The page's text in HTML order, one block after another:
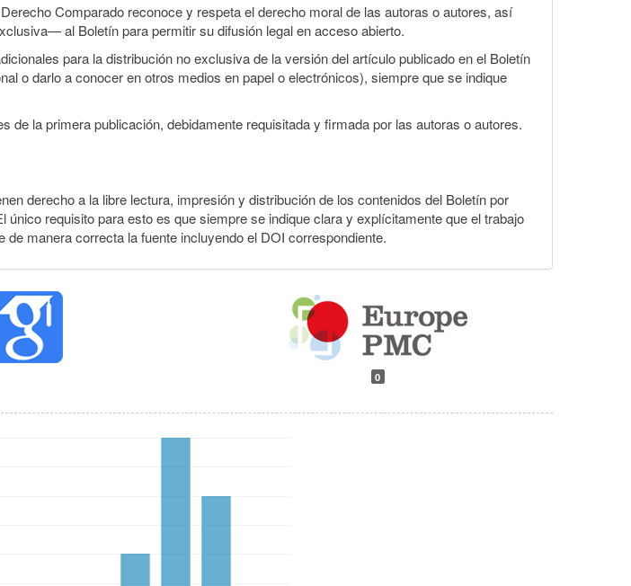
Comparado reconoce y respeta el derecho moral de las autoras o autores, así
al Boletín para permitir su difusión legal en acceso abierto.
para la distribución no exclusiva de la versión del artículo publicado en el Boletín
o darlo a conocer en otros medios en papel o electrónicos), siempre que se indique
la primera publicación, debidamente requisitada y firmada por las autoras o autores.
derecho a la libre lectura, impresión y distribución de los contenidos del Boletín por
requisito para esto es que siempre se indique clara y explícitamente que el trabajo
manera correcta la fuente incluyendo el DOI correspondiente.
0